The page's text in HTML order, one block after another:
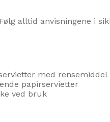
alltid anvisningene i
med rensemiddel
papirservietter
ved bruk